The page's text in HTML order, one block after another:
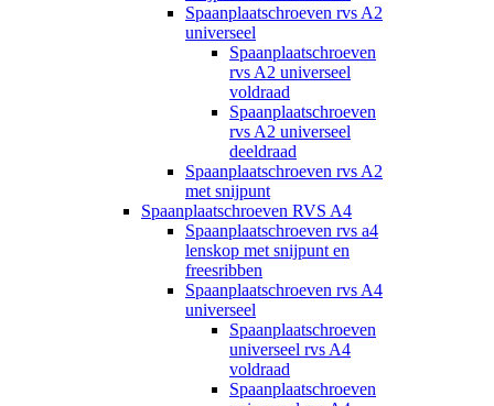
Spaanplaatschroeven rvs A2
universeel
Spaanplaatschroeven
rvs A2 universeel
voldraad
Spaanplaatschroeven
rvs A2 universeel
deeldraad
Spaanplaatschroeven rvs A2
met snijpunt
Spaanplaatschroeven RVS A4
Spaanplaatschroeven rvs a4
lenskop met snijpunt en
freesribben
Spaanplaatschroeven rvs A4
universeel
Spaanplaatschroeven
universeel rvs A4
voldraad
Spaanplaatschroeven